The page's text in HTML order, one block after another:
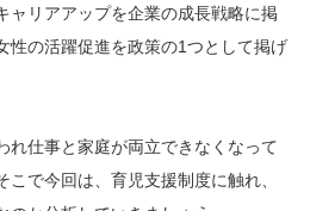
ャリアアップを企業の成長戦略に掲
性の活躍促進を政策の1つとして掲げ
れ仕事と家庭が両立できなくなって
こで今回は、育児支援制度に触れ、